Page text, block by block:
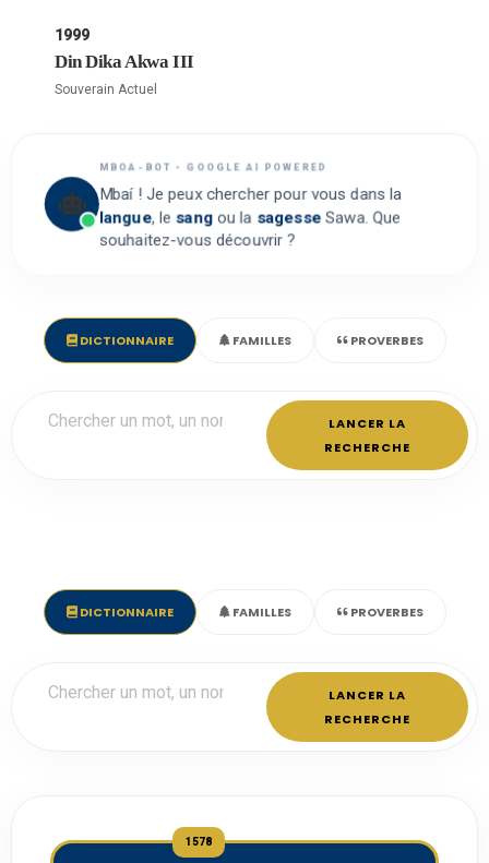
1999
Din Dika Akwa III
Souverain Actuel
MBOA-BOT • GOOGLE AI POWERED
Mbaí ! Je peux chercher pour vous dans la
langue, le sangou la sagesseSawa. Que
souhaitez-vous découvrir ?
DICTIONNAIRE FAMILLES PROVERBES
LANCER LA
RECHERCHE
DICTIONNAIRE FAMILLES PROVERBES
LANCER LA
RECHERCHE
1578